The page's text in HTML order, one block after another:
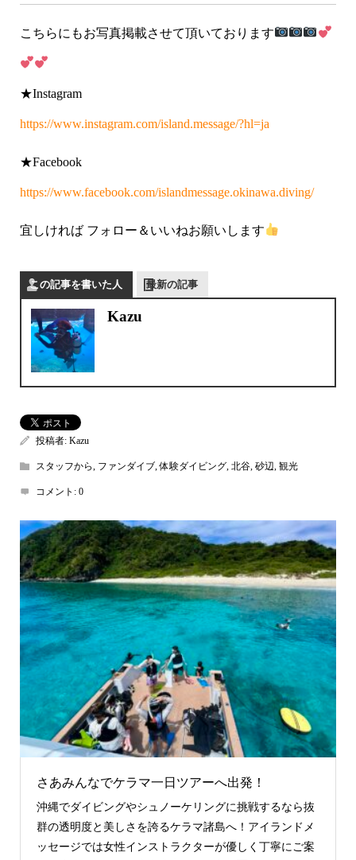
こちらにもお写真掲載させて頂いております
★Instagram
https://www.instagram.com/island.message/?hl=ja
★Facebook
https://www.facebook.com/islandmessage.okinawa.diving/
宜しければ フォロー＆いいねお願いします
この記事を書いた人 最新の記事
Kazu
投稿者: Kazu
スタッフから ファンダイブ,体験ダイビング, 北谷, 砂辺 観光
コメント: 0
さあみんなでケラマ一日ツアーへ出発！
沖縄でダイビングやシュノーケリングに挑戦するなら抜
群の透明度と美しさを誇るケラマ諸島へ！アイランドメ
ッセージでは女性インストラクターが優しく丁寧にご案